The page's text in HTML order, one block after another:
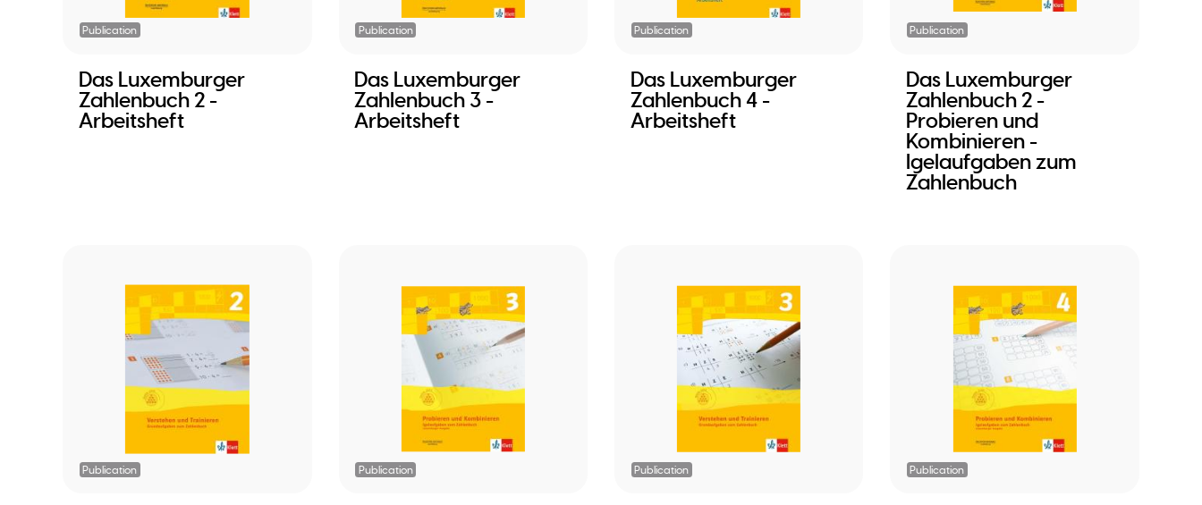
Publication
Das Luxemburger
Zahlenbuch 2 -
Arbeitsheft
Publication
Das Luxemburger
Zahlenbuch 3 -
Arbeitsheft
Publication
Das Luxemburger
Zahlenbuch 4 -
Arbeitsheft
Publication
Das Luxemburger
Zahlenbuch 2 -
Probieren und
Kombinieren -
Igelaufgaben zum
Zahlenbuch
Publication Publication Publication Publication